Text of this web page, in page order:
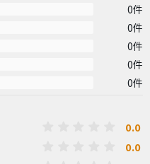
0件
0件
0件
0件
0件
0.0
0.0